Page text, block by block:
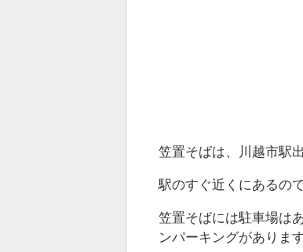
笠置そばは、川越市駅
駅のすぐ近くにあるの
笠置そばには駐車場は
ンパーキングがあります